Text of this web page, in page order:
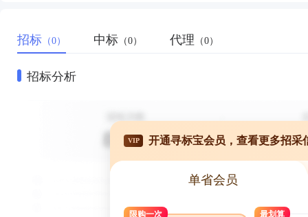
招标 （0） 中标 （0） 代理 （0）
招标分析
VIP 开通寻标宝会员，查看更多招采
单省会员
限购一次 最划算